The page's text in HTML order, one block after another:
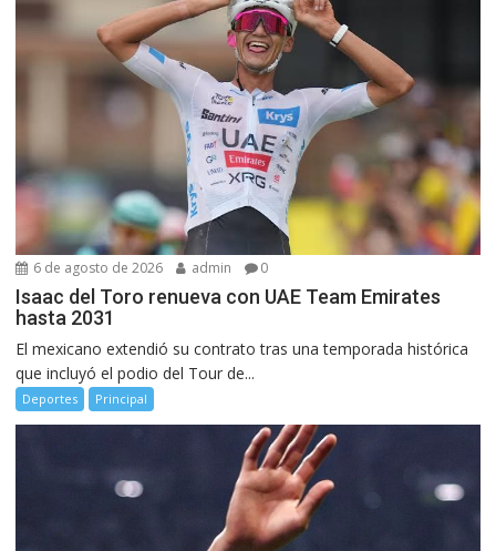
6 de agosto de 2026 admin 0
Isaac del Toro renueva con UAE Team Emirates
hasta 2031
El mexicano extendió su contrato tras una temporada histórica
que incluyó el podio del Tour de...
Deportes Principal